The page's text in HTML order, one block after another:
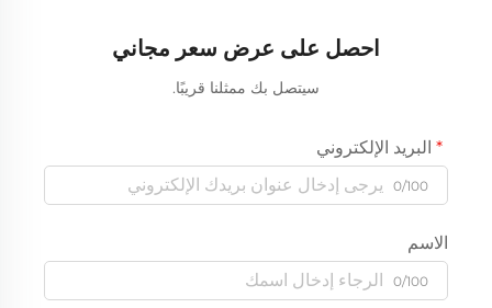
احصل على عرض سعر مجاني
سيتصل بك ممثلنا قريبًا.
البريد الإلكتروني
0/100
الاسم
0/100